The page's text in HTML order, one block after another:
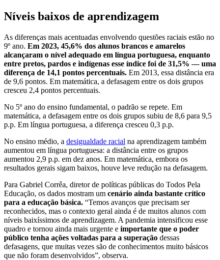
Níveis baixos de aprendizagem
As diferenças mais acentuadas envolvendo questões raciais estão no
9º ano. Em 2023, 45,6% dos alunos brancos e amarelos
alcançaram o nível adequado em língua portuguesa, enquanto
entre pretos, pardos e indígenas esse índice foi de 31,5% — uma
diferença de 14,1 pontos percentuais. Em 2013, essa distância era
de 9,6 pontos. Em matemática, a defasagem entre os dois grupos
cresceu 2,4 pontos percentuais.
No 5º ano do ensino fundamental, o padrão se repete. Em
matemática, a defasagem entre os dois grupos subiu de 8,6 para 9,5
p.p. Em língua portuguesa, a diferença cresceu 0,3 p.p.
No ensino médio, a desigualdade racial na aprendizagem também
aumentou em língua portuguesa: a distância entre os grupos
aumentou 2,9 p.p. em dez anos. Em matemática, embora os
resultados gerais sigam baixos, houve leve redução na defasagem.
Para Gabriel Corrêa, diretor de políticas públicas do Todos Pela
Educação, os dados mostram um cenário ainda bastante crítico
para a educação básica. “Temos avanços que precisam ser
reconhecidos, mas o contexto geral ainda é de muitos alunos com
níveis baixíssimos de aprendizagem. A pandemia intensificou esse
quadro e tornou ainda mais urgente e importante que o poder
público tenha ações voltadas para a superação dessas
defasagens, que muitas vezes são de conhecimentos muito básicos
que não foram desenvolvidos”, observa.